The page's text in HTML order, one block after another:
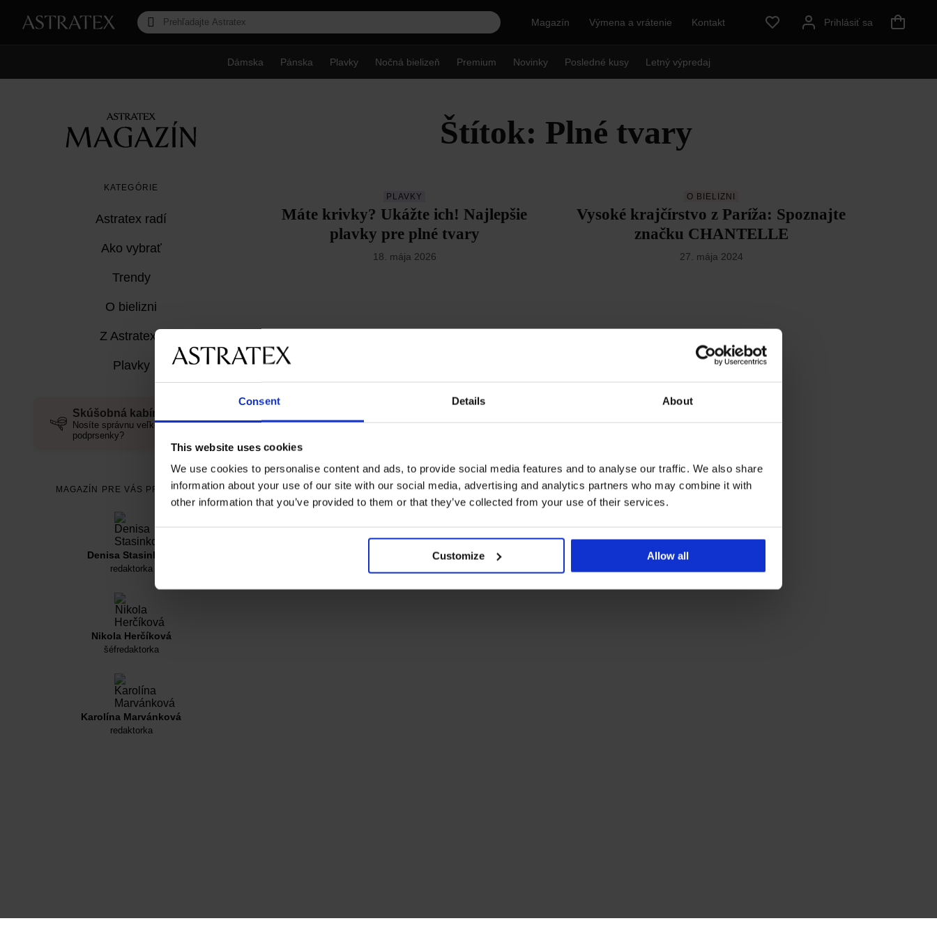
Consent Details About
This website uses cookies
We use cookies to personalise content and ads, to provide social media features and to analyse our traffic. We also share
information about your use of our site with our social media, advertising and analytics partners who may combine it with
other information that you’ve provided to them or that they’ve collected from your use of their services.
Customize Allow all
Magazín Výmena a vrátenie Kontakt Prihlásiť sa
Dámska Pánska Plavky Nočná bielizeň Premium Novinky Posledné kusy Letný výpredaj
KATEGÓRIE
Astratex radí
Ako vybrať
Trendy
O bielizni
Z Astratexu
Plavky
Skúšobná kabínka
Nosíte správnu veľkosť
podprsenky?
Štítok: Plné tvary
PLAVKY
Máte krivky? Ukážte ich! Najlepšie
plavky pre plné tvary
18. mája 2026
O BIELIZNI
Vysoké krajčírstvo z Paríža: Spoznajte
značku CHANTELLE
27. mája 2024
MAGAZÍN PRE VÁS PRIPRAVUJÚ
Denisa Stasinková
redaktorka
Nikola Herčíková
šéfredaktorka
Karolína Marvánková
redaktorka